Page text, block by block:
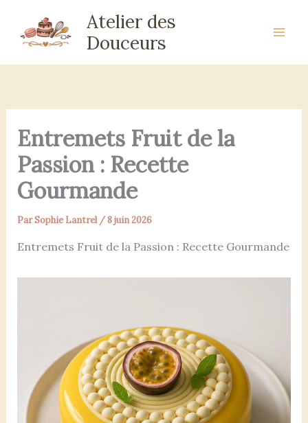
contenu
Atelier des
Douceurs
Entremets Fruit de la
Passion : Recette
Gourmande
ParSophie Lantrel /8 juin 2026
Entremets Fruit de la Passion : Recette Gourmande